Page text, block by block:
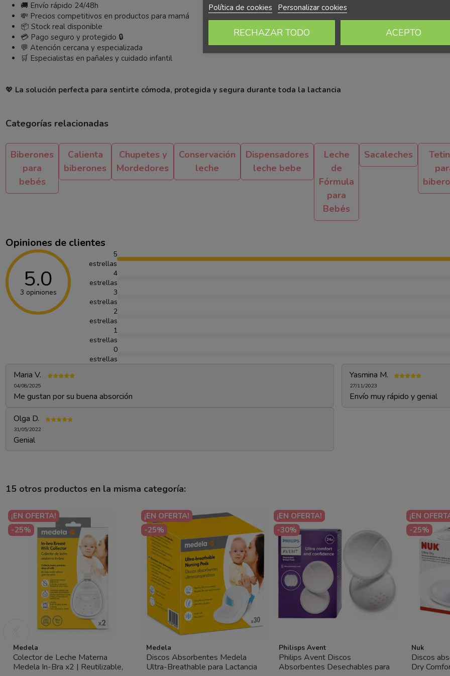
🚚 Envío rápido 24/48h
💸 Precios competitivos en productos para mamá
📦 Stock real disponible
💳 Pago seguro y protegido 🔒
💬 Atención cercana y especializada
🛒 Especialistas en pañales y cuidado infantil
💖 La solución perfecta para sentirte cómoda, protegida y segura durante toda la lactancia
Categorías relacionadas
Biberones
para
bebés
Calienta
biberones
Chupetes y
Mordedores
Conservación
leche
Dispensadores
leche bebe
Leche
de
Fórmula
para
Bebés
Sacaleches
Opiniones de clientes
5.0
3 opiniones
5
estrellas
4
estrellas
3
estrellas
2
estrellas
1
estrellas
0
estrellas
Maria V.
04/08/2025
Me gustan por su buena absorción
Yasmina M.
27/11/2023
Envío muy rápido y genial
Olga D.
31/05/2022
Genial
15 otros productos en la misma categoría:
¡EN OFERTA!
-25%
Medela
Colector de Leche Materna
Medela In-Bra x2 | Reutilizable,
¡EN OFERTA!
-25%
Medela
Discos Absorbentes Medela
Ultra-Breathable para Lactancia
¡EN OFERTA!
-30%
Philisps Avent
Philips Avent Discos
Absorbentes Desechables para
¡EN
-25%
Nuk
Discos
Dry
Política de cookies Personalizar cookies
RECHAZAR TODO ACEPTO